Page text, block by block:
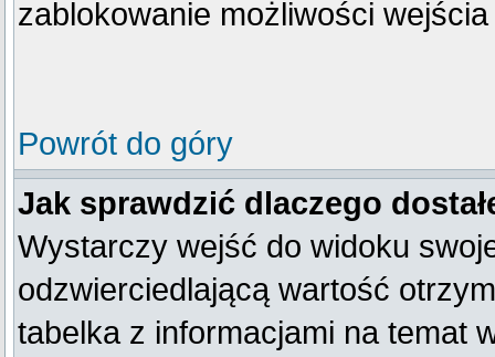
zablokowanie możliwości
Powrót do góry
Jak sprawdzić dlaczego
Wystarczy wejść do widoku
odzwierciedlającą wartość
tabelka z informacjami na temat